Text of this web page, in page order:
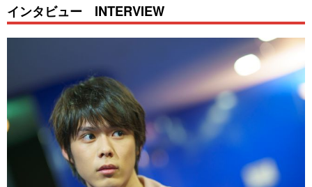
インタビュー INTERVIEW